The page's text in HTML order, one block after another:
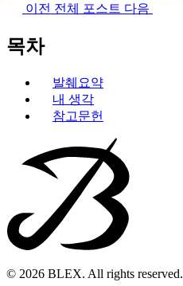
이전 전체 포스트 다음
목차
발췌요약
내 생각
참고문헌
© 2026 BLEX. All rights reserved.